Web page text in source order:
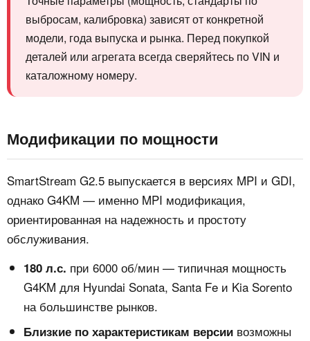
выбросам, калибровка) зависят от конкретной
модели, года выпуска и рынка. Перед покупкой
деталей или агрегата всегда сверяйтесь по VIN и
каталожному номеру.
Модификации по мощности
SmartStream G2.5 выпускается в версиях MPI и GDI,
однако G4KM — именно MPI модификация,
ориентированная на надежность и простоту
обслуживания.
180 л.с. при 6000 об/мин — типичная мощность
G4KM для Hyundai Sonata, Santa Fe и Kia Sorento
на большинстве рынков.
Близкие по характеристикам версии возможны